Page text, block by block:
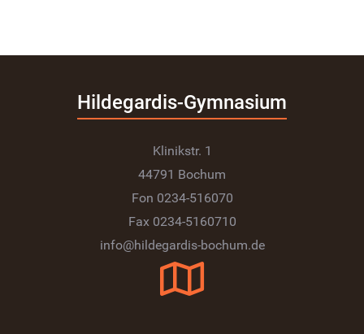
Hildegardis-Gymnasium
Klinikstr. 1
44791 Bochum
Fon 0234-516070
Fax 0234-5160710
info@hildegardis-bochum.de